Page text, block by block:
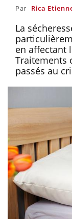
Par Rica
La
en affectant
Traitements
passés au